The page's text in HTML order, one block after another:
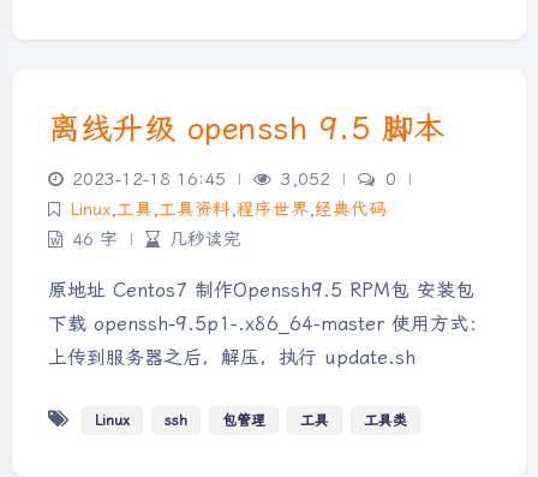
离线升级 openssh 9.5 脚本
2023-12-18 16:45 | 3,052 | 0
|
Linux,工具,工具资料,程序世界,经典代码
46 字
| 几秒读完
原地址 Centos7 制作Openssh9.5 RPM包 安装包
下载 openssh-9.5p1-.x86_64-master 使用方式：
上传到服务器之后，解压，执行 update.sh
Linux ssh 包管理 工具 工具类